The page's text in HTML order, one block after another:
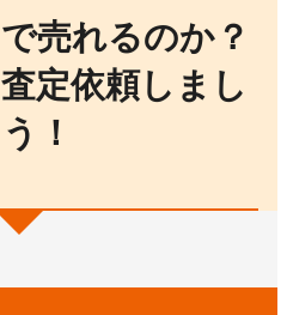
売れるのか？
定依頼しまし
！